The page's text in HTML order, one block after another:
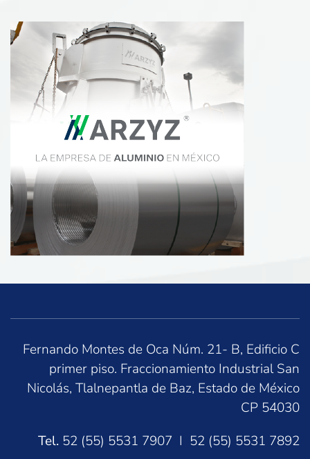
Fernando Montes de Oca Núm. 21- B, Edificio C
primer piso. Fraccionamiento Industrial San
Nicolás, Tlalnepantla de Baz, Estado de México
CP 54030
Tel. 52 (55) 5531 7907 I 52 (55) 5531 7892